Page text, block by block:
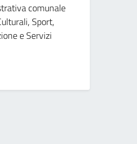
comunale
Sport,
e Servizi